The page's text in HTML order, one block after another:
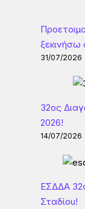
ξεκινήσω
31/07/2026
32ος
2026!
14/07/2026
ΕΣΔΔΑ
Σταδίου!